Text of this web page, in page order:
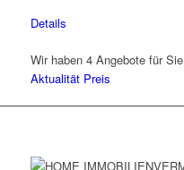
Details
Wir haben 4 Angebote für Sie
Aktualität Preis